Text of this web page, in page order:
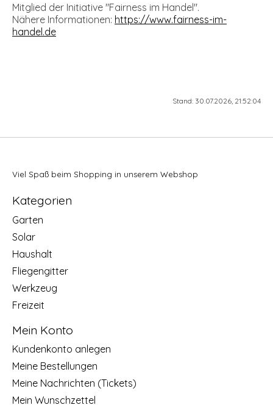
Mitglied der Initiative "Fairness im Handel".
Nähere Informationen: https://www.fairness-im-
handel.de
Stand: 30.07.2026, 21:52:04
Viel Spaß beim Shopping in unserem Webshop
Kategorien
Garten
Solar
Haushalt
Fliegengitter
Werkzeug
Freizeit
Mein Konto
Kundenkonto anlegen
Meine Bestellungen
Meine Nachrichten (Tickets)
Mein Wunschzettel